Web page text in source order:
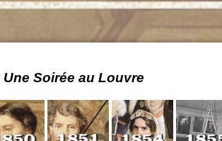
Une Soirée au Louvre